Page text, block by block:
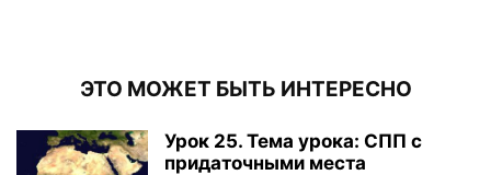
ЭТО МОЖЕТ БЫТЬ ИНТЕРЕСНО
Урок 25. Тема урока: СПП с
придаточными места